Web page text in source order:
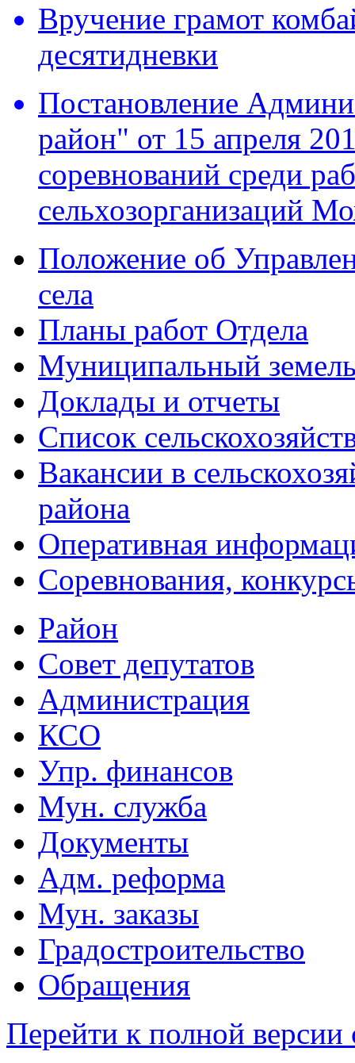
Вручение грамот
десятидневки
Постановление
район" от 15 апреля
соревнований среди
сельхозорганизаций
Положение об
села
Планы работ Отдела
Муниципальный
Доклады и отчеты
Список
Вакансии в
района
Оперативная
Соревнования,
Район
Совет депутатов
Администрация
КСО
Упр. финансов
Мун. служба
Документы
Адм. реформа
Мун. заказы
Градостроительство
Обращения
Перейти к полной версии